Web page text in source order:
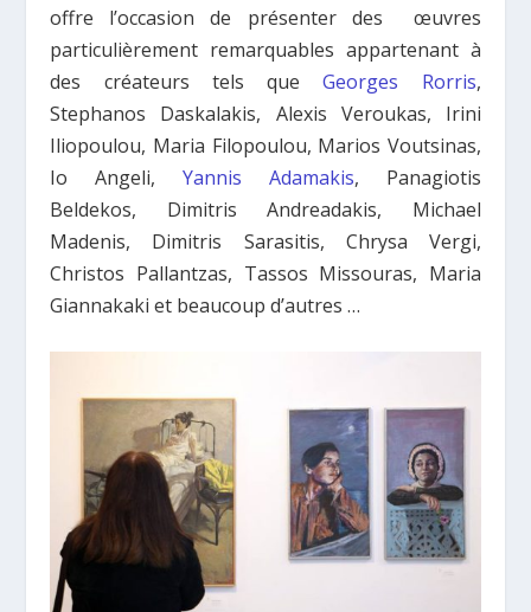
offre l’occasion de présenter des œuvres
particulièrement remarquables appartenant à
des créateurs tels queGeorges Rorris,
Stephanos Daskalakis, Alexis Veroukas, Irini
Iliopoulou, Maria Filopoulou, Marios Voutsinas,
Io Angeli, Yannis Adamakis, Panagiotis
Beldekos, Dimitris Andreadakis, Michael
Madenis, Dimitris Sarasitis, Chrysa Vergi,
Christos Pallantzas, Tassos Missouras, Maria
Giannakaki et beaucoup d’autres …